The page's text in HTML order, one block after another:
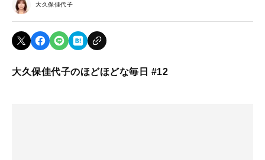
大久保佳代子
大久保佳代子のほどほどな毎日 #12